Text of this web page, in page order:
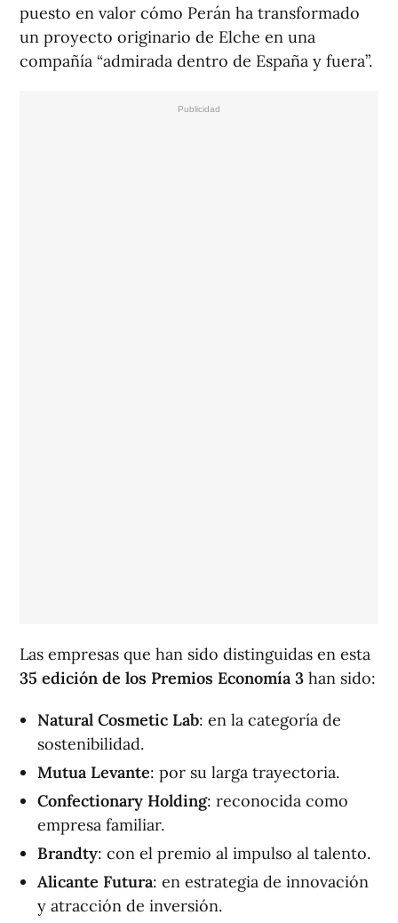
puesto en valor cómo Perán ha transformado
un proyecto originario de Elche en una
compañía “admirada dentro de España y fuera”.
Las empresas que han sido distinguidas en esta
35 edición de los Premios Economía 3 han sido:
Natural Cosmetic Lab: en la categoría de
sostenibilidad.
Mutua Levante: por su larga trayectoria.
Confectionary Holding: reconocida como
empresa familiar.
Brandty: con el premio al impulso al talento.
Alicante Futura: en estrategia de innovación
y atracción de inversión.